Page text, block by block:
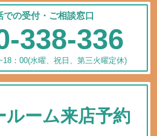
での受付・ご相談窓口
338-336
：00(水曜、祝日、第三火曜定休)
ルーム来店予約